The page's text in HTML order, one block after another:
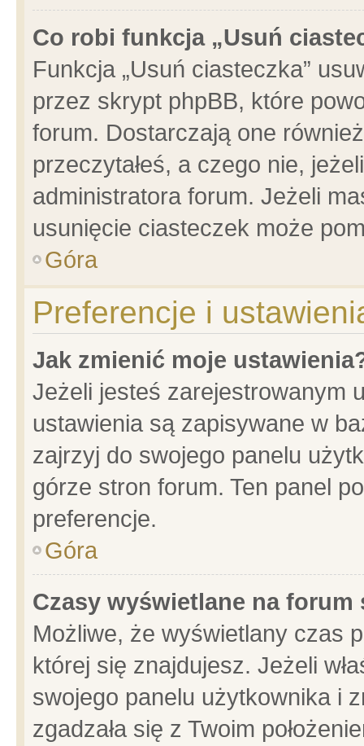
Co robi funkcja „Usuń
Funkcja „Usuń ciasteczka”
przez skrypt phpBB, które
forum. Dostarczają one
przeczytałeś, a czego nie,
administratora forum. Jeżeli
usunięcie ciasteczek może
Góra
Preferencje i
Jak zmienić moje
Jeżeli jesteś zarejestrowanym
ustawienia są zapisywane w
zajrzyj do swojego panelu
górze stron forum. Ten panel
preferencje.
Góra
Czasy wyświetlane na forum
Możliwe, że wyświetlany czas
której się znajdujesz. Jeżeli
swojego panelu użytkownika i
zgadzała się z Twoim